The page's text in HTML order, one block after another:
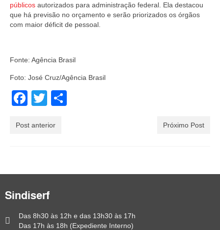
públicos autorizados para administração federal. Ela destacou
que há previsão no orçamento e serão priorizados os órgãos
com maior déficit de pessoal.
Fonte: Agência Brasil
Foto: José Cruz/Agência Brasil
Facebook
Twitter
Post anterior Próximo Post
Sindiserf
Das 8h30 às 12h e das 13h30 às 17h
Das 17h às 18h (Expediente Interno)